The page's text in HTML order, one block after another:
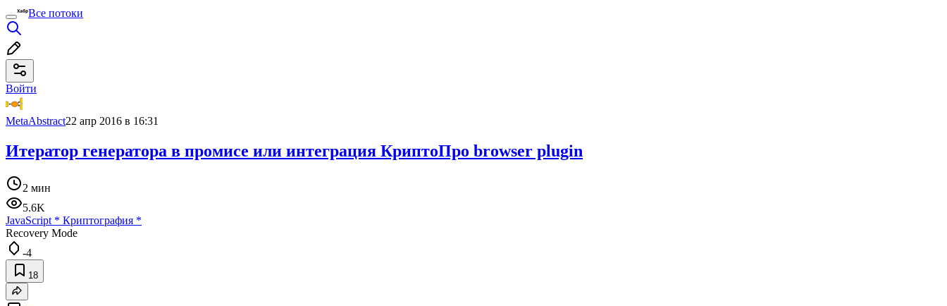
Все потоки
Войти
MetaAbstract22 апр 2016 в 16:31
Итератор генератора в промисе или интеграция КриптоПро browser plugin
2 мин
5.6K
JavaScript * Криптография *
Recovery Mode
-4
18